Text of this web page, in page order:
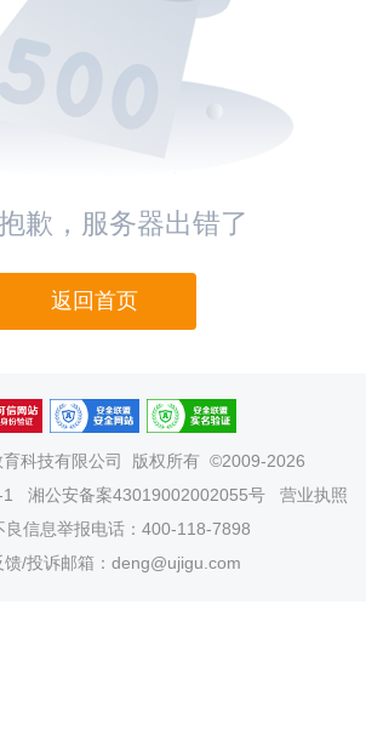
歉，服务器出错了
返回首页
科技有限公司
版权所有 ©2009-2026
湘公安备案43019002002055号
营业执照
良信息举报电话：400-118-7898
馈/投诉邮箱：deng@ujigu.com